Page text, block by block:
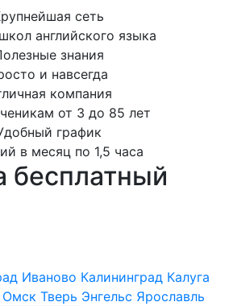
сеть
английского языка
знания
и навсегда
компания
от 3 до 85 лет
график
в месяц по 1,5 часа
бесплатный
Иваново Калининград Калуга
Омск Тверь Энгельс Ярославль